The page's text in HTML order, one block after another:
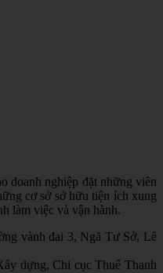
doanh nghiệp đặt những viên
cơ sở sở hữu tiện ích xung
làm việc và vận hành.
vành đai 3, Ngã Tư Sở, Lê
dựng, Chi cục Thuế Thanh